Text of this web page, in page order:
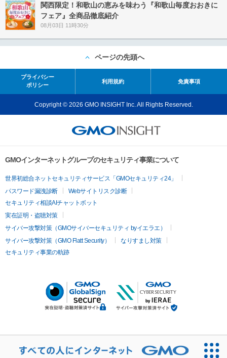
関西限定！和歌山の恵みを味わう『和歌山毎度おおきに
フェア』全商品徹底紹介
08月03日 11時30分
ページの先頭へ
プライバシー
ポリシー
利用規約 免責事項
Copyright © 2026 GMO INSIGHT Inc. All Rights Reserved.
GMOインターネットグループのセキュリティ事業について
世界初総合ネットセキュリティサービス「GMOセキュリティ24」
パスワード漏洩診断
Webサイトリスク診断
セキュリティ相談AIチャットボット
実在証明・盗聴対策
サイバー攻撃対策（GMOサイバーセキュリティ byイエラエ）
サイバー攻撃対策（GMO Flatt Security）
なりすまし対策
セキュリティ事業の軌跡